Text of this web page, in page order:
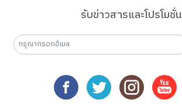
รับข่าวสารและโปรโมชั่น